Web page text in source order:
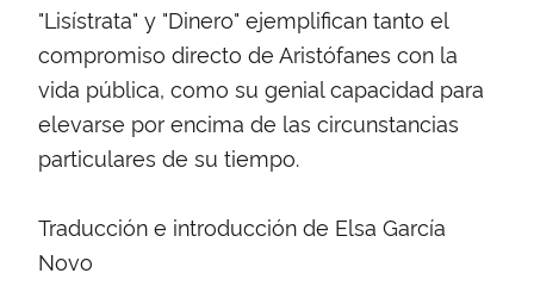
"Lisístrata" y "Dinero" ejemplifican tanto el
compromiso directo de Aristófanes con la
vida pública, como su genial capacidad para
elevarse por encima de las circunstancias
particulares de su tiempo.
Traducción e introducción de Elsa García
Novo